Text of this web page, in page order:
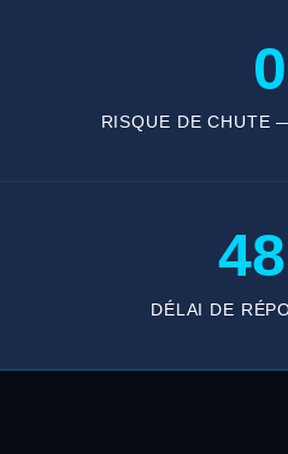
0
RISQUE DE CHUTE
DÉLAI DE